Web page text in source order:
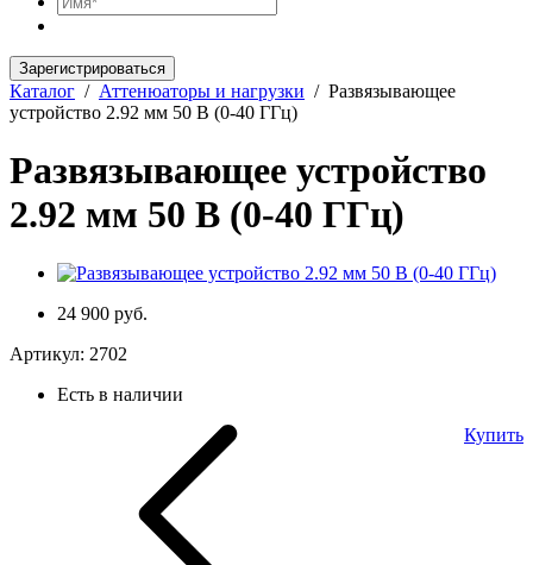
Зарегистрироваться
Каталог / Аттенюаторы и нагрузки / Развязывающее
устройство 2.92 мм 50 В (0-40 ГГц)
Развязывающее устройство
2.92 мм 50 В (0-40 ГГц)
24 900 руб.
Артикул: 2702
Есть в наличии
Купить